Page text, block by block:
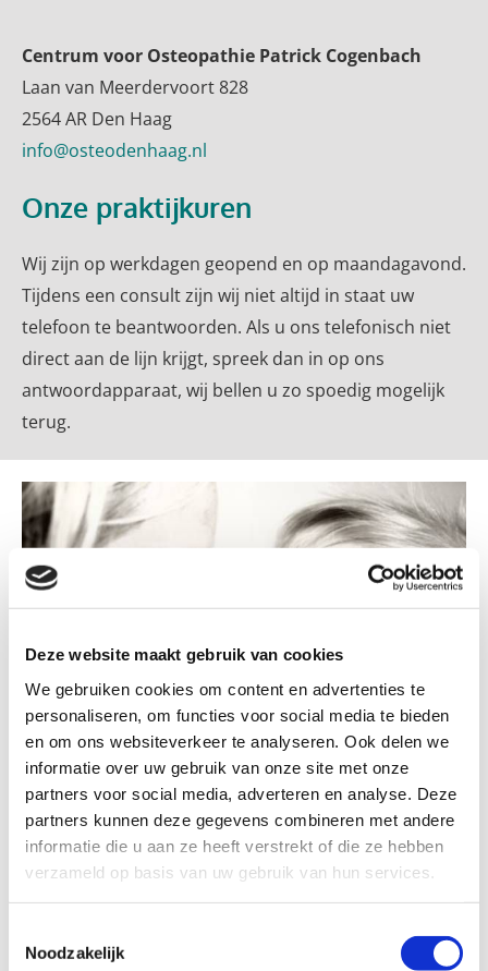
Deze website maakt gebruik van cookies
We gebruiken cookies om content en advertenties te
personaliseren, om functies voor social media te bieden
en om ons websiteverkeer te analyseren. Ook delen we
informatie over uw gebruik van onze site met onze
partners voor social media, adverteren en analyse. Deze
partners kunnen deze gegevens combineren met andere
informatie die u aan ze heeft verstrekt of die ze hebben
verzameld op basis van uw gebruik van hun services.
Noodzakelijk
Centrum voor Osteopathie Patrick Cogenbach
Laan van Meerdervoort 828
2564 AR Den Haag
info@osteodenhaag.nl
Onze praktijkuren
Wij zijn op werkdagen geopend en op maandagavond.
Tijdens een consult zijn wij niet altijd in staat uw
telefoon te beantwoorden. Als u ons telefonisch niet
direct aan de lijn krijgt, spreek dan in op ons
antwoordapparaat, wij bellen u zo spoedig mogelijk
terug.
Accepteer marketingcookies om deze kaart
te bekijken.